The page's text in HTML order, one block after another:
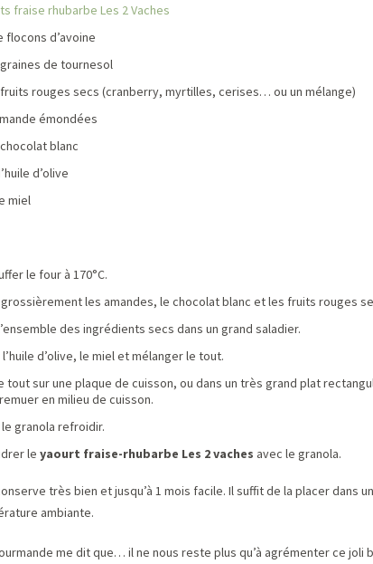
fraise rhubarbe Les 2 Vaches
flocons d’avoine
de tournesol
rouges secs (cranberry, myrtilles, cerises… ou un mélange)
émondées
blanc
d’olive
miel
le four à 170°C.
les amandes, le chocolat blanc et les fruits rouges
des ingrédients secs dans un grand saladier.
d’olive, le miel et mélanger le tout.
tout sur une plaque de cuisson, ou dans un très grand plat
en milieu de cuisson.
granola refroidir.
le yaourt fraise-rhubarbe Les 2 vaches avec le granola.
très bien et jusqu’à 1 mois facile. Il suffit de la placer dans
ambiante.
me dit que… il ne nous reste plus qu’à agrémenter ce joli